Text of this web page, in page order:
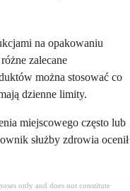
na opakowaniu
zalecane
można stosować co
dzienne limity.
miejscowego często lub
służby zdrowia ocenił
only and does not constitute